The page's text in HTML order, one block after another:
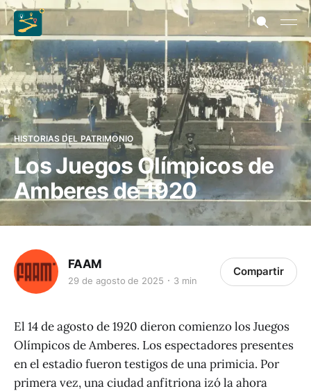
HISTORIAS DEL PATRIMONIO
Los Juegos Olímpicos de
Amberes de 1920
FAAM
29 de agosto de 2025 3 min
Compartir
El 14 de agosto de 1920 dieron comienzo los Juegos
Olímpicos de Amberes. Los espectadores presentes
en el estadio fueron testigos de una primicia. Por
primera vez, una ciudad anfitriona izó la ahora